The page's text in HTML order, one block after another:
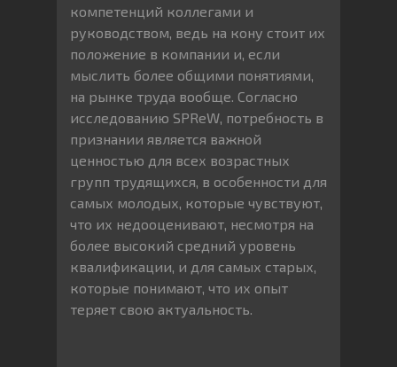
компетенций коллегами и
руководством, ведь на кону стоит их
положение в компании и, если
мыслить более общими понятиями,
на рынке труда вообще. Согласно
исследованию SPReW, потребность в
признании является важной
ценностью для всех возрастных
групп трудящихся, в особенности для
самых молодых, которые чувствуют,
что их недооценивают, несмотря на
более высокий средний уровень
квалификации, и для самых старых,
которые понимают, что их опыт
теряет свою актуальность.